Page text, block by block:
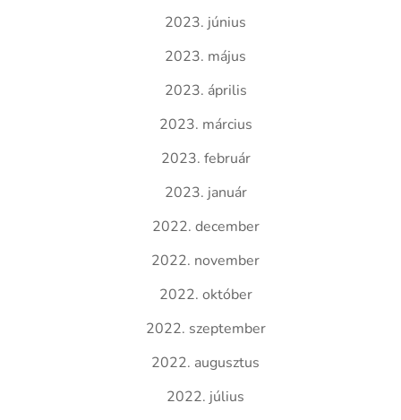
2023. június
2023. május
2023. április
2023. március
2023. február
2023. január
2022. december
2022. november
2022. október
2022. szeptember
2022. augusztus
2022. július